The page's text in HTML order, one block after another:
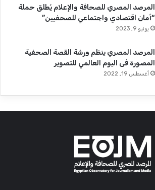
المرصد المصري للصحافة والإعلام يُطلق حملة
“أمان اقتصادي واجتماعي للصحفيين”
يونيو 9, 2023
المرصد المصري ينظم ورشة القصة الصحفية
المصورة فى اليوم العالمي للتصوير
أغسطس 19, 2022